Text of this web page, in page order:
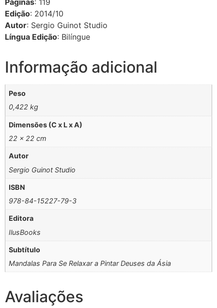
Páginas: 119
Edição: 2014/10
Autor: Sergio Guinot Studio
Língua Edição: Bilíngue
Informação adicional
Peso
0,422 kg
Dimensões (C x L x A)
22 × 22 cm
Autor
Sergio Guinot Studio
ISBN
978-84-15227-79-3
Editora
IlusBooks
Subtítulo
Mandalas Para Se Relaxar a Pintar Deuses da Ásia
Avaliações